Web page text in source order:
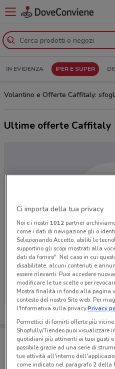
IN EVIDENZA IPER E SUPER
Volantino e Offerte Caffitaly:
Ultime offerte Caffitaly
Ci dispiace, al momento
volantini nella tua
Porta DoveConviene
Puoi trovare le
salvarle e creare la
dal tuo cellulare.
Ci importa della tua privacy
Noi e i nostri 1012partner
come i dati di navigazione gli o
Selezionando Accetto, abiliti le
supportino gli scopi mostrati alla
dati da fornire". Nel caso in cui
disabilitate, alcuni contenuti e
essere rilevanti. Puoi accedere
modificare le tue scelte o per
Mostra finalità in fondo alla pagina
contesto del nostro Sito web. Per
l'Informativa sulla privacy.Privacy
Permettici di fornirti offerte più
Shopfully/Tiendeo puoi visualizzare
quotidiani più attinenti ai tuoi gusti
possibile grazie ad una serie di
tue attività all'interno
come indicato nel paragrafo 2 della